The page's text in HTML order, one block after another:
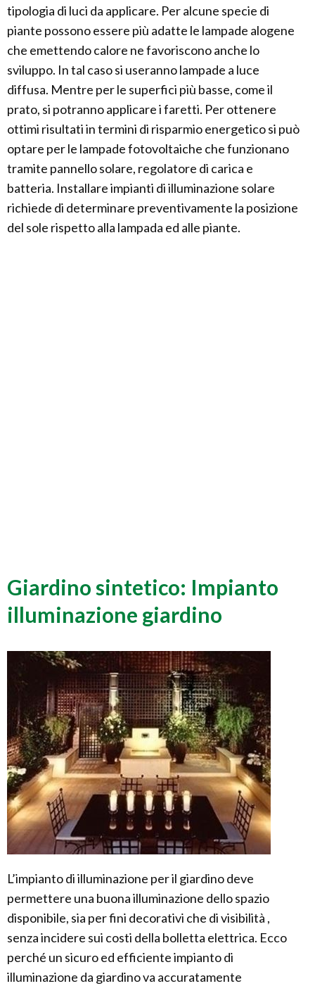
tipologia di luci da applicare. Per alcune specie di
piante possono essere più adatte le lampade alogene
che emettendo calore ne favoriscono anche lo
sviluppo. In tal caso si useranno lampade a luce
diffusa. Mentre per le superfici più basse, come il
prato, si potranno applicare i faretti. Per ottenere
ottimi risultati in termini di risparmio energetico si può
optare per le lampade fotovoltaiche che funzionano
tramite pannello solare, regolatore di carica e
batteria. Installare impianti di illuminazione solare
richiede di determinare preventivamente la posizione
del sole rispetto alla lampada ed alle piante.
Giardino sintetico: Impianto
illuminazione giardino
L’impianto di illuminazione per il giardino deve
permettere una buona illuminazione dello spazio
disponibile, sia per fini decorativi che di visibilità ,
senza incidere sui costi della bolletta elettrica. Ecco
perché un sicuro ed efficiente impianto di
illuminazione da giardino va accuratamente